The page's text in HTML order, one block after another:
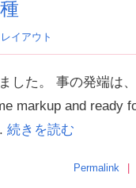
レイアウト
した。 事の発端は
markup and ready
続きを読む
Permalink